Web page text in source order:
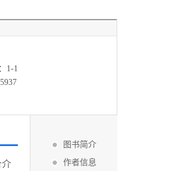
1-1
图书简介
作者信息